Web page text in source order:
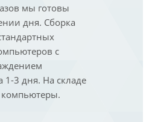
мы готовы
дня. Сборка
с
1-3 дня. На складе
компьютеры.